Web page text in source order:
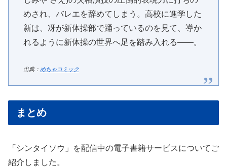
めされ、バレエを辞めてしまう。高校に進学した
新は、冴が新体操部で踊っているのを見て、導か
れるように新体操の世界へ足を踏み入れる――。
出典： めちゃコミック
まとめ
「シンタイソウ」を配信中の電子書籍サービスについてご
紹介しました。